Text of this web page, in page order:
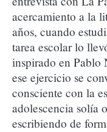
acercamiento a la
años, cuando
tarea escolar lo
inspirado en Pablo
ese ejercicio se
consciente con la
adolescencia solía
escribiendo de